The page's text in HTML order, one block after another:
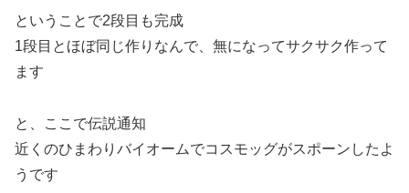
ということで2段目も完成
1段目とほぼ同じ作りなんで、無になってサクサク作って
ます
と、ここで伝説通知
近くのひまわりバイオームでコスモッグがスポーンしたよ
うです